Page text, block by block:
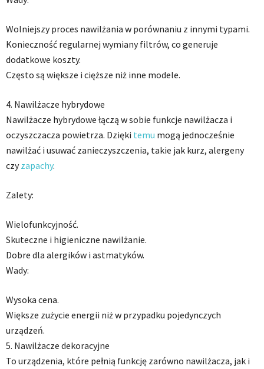
Wolniejszy proces nawilżania w porównaniu z innymi typami.
Konieczność regularnej wymiany filtrów, co generuje
dodatkowe koszty.
Często są większe i cięższe niż inne modele.
4. Nawilżacze hybrydowe
Nawilżacze hybrydowe łączą w sobie funkcje nawilżacza i
oczyszczacza powietrza. Dzięki temu mogą jednocześnie
nawilżać i usuwać zanieczyszczenia, takie jak kurz, alergeny
czyzapachy.
Zalety:
Wielofunkcyjność.
Skuteczne i higieniczne nawilżanie.
Dobre dla alergików i astmatyków.
Wady:
Wysoka cena.
Większe zużycie energii niż w przypadku pojedynczych
urządzeń.
5. Nawilżacze dekoracyjne
To urządzenia, które pełnią funkcję zarówno nawilżacza, jak i